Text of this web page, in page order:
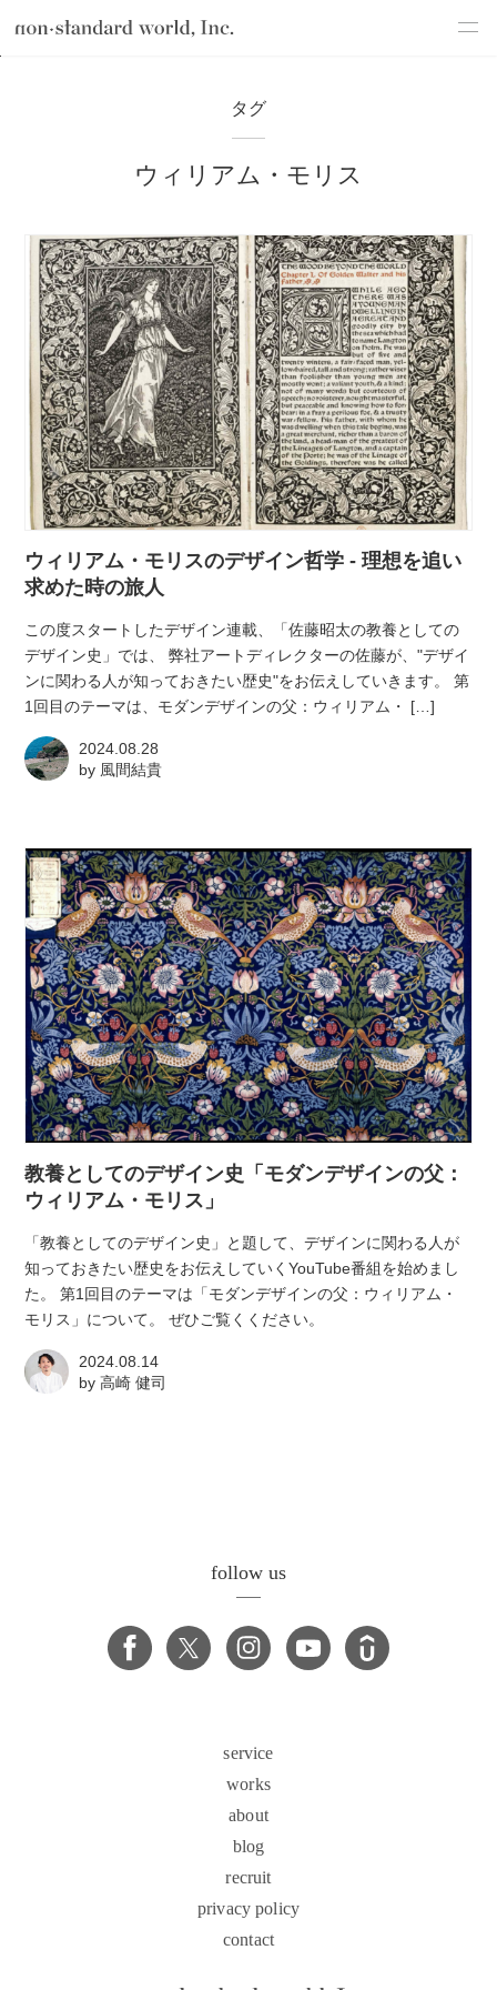
csr
works
shop
blog
recruit
atelier
contact
english
タグ
ウィリアム・モリス
ウィリアム・モリスのデザイン哲学 - 理想を追い
求めた時の旅人
この度スタートしたデザイン連載、「佐藤昭太の教養としての
デザイン史」では、 弊社アートディレクターの佐藤が、"デザイ
ンに関わる人が知っておきたい歴史"をお伝えしていきます。 第
1回目のテーマは、モダンデザインの父：ウィリアム・ […]
2024.08.28
by 風間結貴
教養としてのデザイン史「モダンデザインの父：
ウィリアム・モリス」
「教養としてのデザイン史」と題して、デザインに関わる人が
知っておきたい歴史をお伝えしていくYouTube番組を始めまし
た。 第1回目のテーマは「モダンデザインの父：ウィリアム・
モリス」について。 ぜひご覧くください。
2024.08.14
by高崎 健司
follow us
service
works
about
blog
recruit
privacy policy
contact